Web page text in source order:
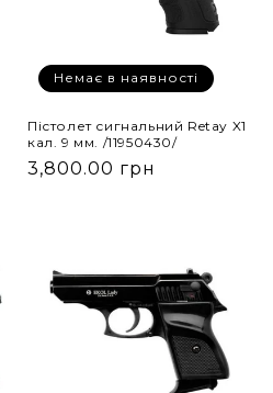
Немає в наявності
Пістолет сигнальний Retay X1
кал. 9 мм. /11950430/
3,800.00 грн